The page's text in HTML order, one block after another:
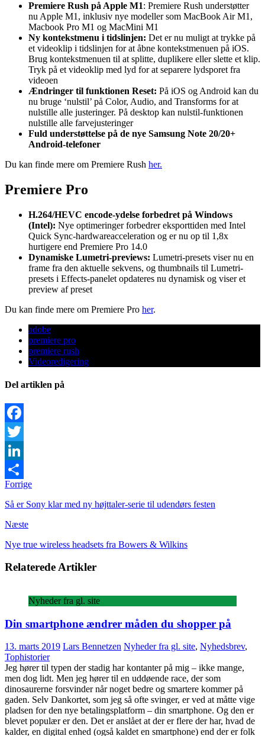
Premiere Rush på Apple M1: Premiere Rush understøtter
nu Apple M1, inklusiv nye modeller som MacBook Air M1,
Macbook Pro M1 og MacMini M1
Ny kontekstmenu i tidslinjen: Det er nu muligt at trykke på
et videoklip i tidslinjen for at åbne kontekstmenuen på iOS.
Brug kontekstmenuen til at splitte, duplikere eller slette et klip.
Tryk på et videoklip med lyd for at separere lydsporet fra
videoen
Ændringer til funktionen Reset: På iOS og Android kan du
nu bruge ‘nulstil’ på Color, Audio, and Transforms for at
nulstille alle justeringer. På desktop kan nulstil-funktionen
nulstille alle farvejusteringer
Fuld understøttelse på de nye Samsung Note 20/20+
Android-telefoner
Du kan finde mere om Premiere Rush her.
Premiere Pro
H.264/HEVC encode-ydelse forbedret på Windows
(Intel): Nye optimeringer forbedrer eksporttiden med Intel
Quick Sync-hardwareacceleration og er nu op til 1,8x
hurtigere end Premiere Pro 14.0
Dynamiske Lumetri-previews: Lumetri-presets viser nu en
frame fra den aktuelle sekvens, og thumbnails til Lumetri-
presets i Effects-panelet opdateres nu dynamisk og viser et
preview af preset
Du kan finde mere om Premiere Pro her.
adobe
premiere pro
premiere rush
Videoredigering
Del artiklen på
Facebook
Twitter
LinkedIn
Share
Forrige
Så er Sony klar med ny højttaler-serie til udendørs festen
Næste
Nye true wireless headsets fra Bowers & Wilkins
Relaterede Artikler
Nyheder fra gl. site
Din smartphone ændrer måden du shopper på
13. marts 2019 Lars Bennetzen Nyheder fra gl. site, Nyhedsbrev,
Tophistorier
Jeg hører til typen der stadig har kontanter på mig – ikke mange,
men dog lidt. Men jeg hører til en uddøende race, der som
dinosaurerne forsvinder når noget bedre og smartere kommer på
gaden. Selv Dankortet, som jeg så ofte svinger, er ved at måtte vige
pladsen for den nye betalingsplatform – din smartphone. Og den er
blevet populær er den. Det er anslået at der er flere der har, hvad de
kalder, en digital enhed (også kaldet en smartphone) end der er folk